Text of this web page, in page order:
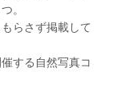
。
らさず掲載して
する自然写真コ